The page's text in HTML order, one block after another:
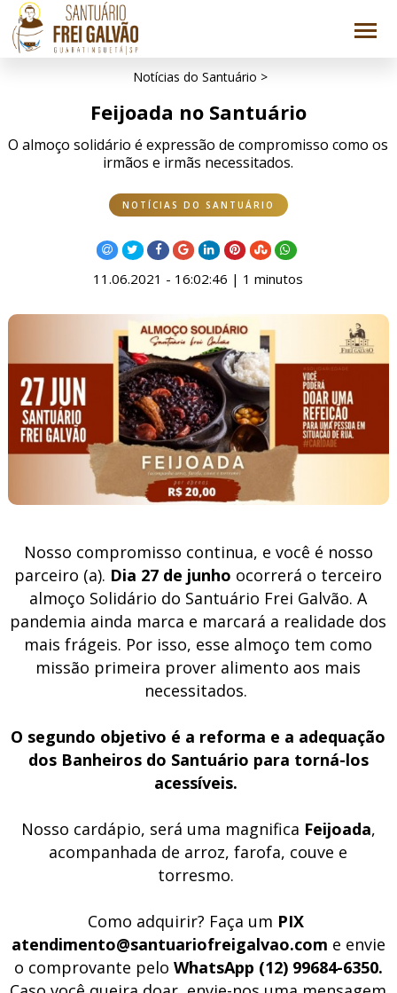
Notícias do Santuário >
Feijoada no Santuário
O almoço solidário é expressão de compromisso como os
irmãos e irmãs necessitados.
NOTÍCIAS DO SANTUÁRIO
11.06.2021 - 16:02:46 | 1 minutos
Nosso compromisso continua, e você é nosso
parceiro (a). Dia 27 de junho ocorrerá o terceiro
almoço Solidário do Santuário Frei Galvão. A
pandemia ainda marca e marcará a realidade dos
mais frágeis. Por isso, esse almoço tem como
missão primeira prover alimento aos mais
necessitados.
O segundo objetivo é a reforma e a adequação
dos Banheiros do Santuário para torná-los
acessíveis.
Nosso cardápio, será uma magnifica Feijoada,
acompanhada de arroz, farofa, couve e
torresmo.
Como adquirir? Faça um PIX
atendimento@santuariofreigalvao.com e envie
o comprovante pelo WhatsApp (12) 99684-6350.